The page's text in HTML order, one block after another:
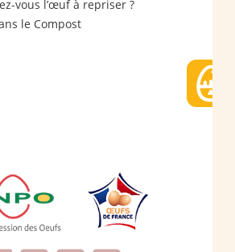
vous l’œuf à repriser ?
le Compost